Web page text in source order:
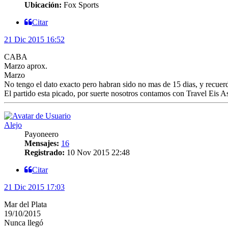
Ubicación: Fox Sports
Citar
21 Dic 2015 16:52
CABA
Marzo aprox.
Marzo
No tengo el dato exacto pero habran sido no mas de 15 dias, y
El partido esta picado, por suerte nosotros contamos con Travel Eis
Alejo
Payoneero
Mensajes: 16
Registrado: 10 Nov 2015 22:48
Citar
21 Dic 2015 17:03
Mar del Plata
19/10/2015
Nunca llegó